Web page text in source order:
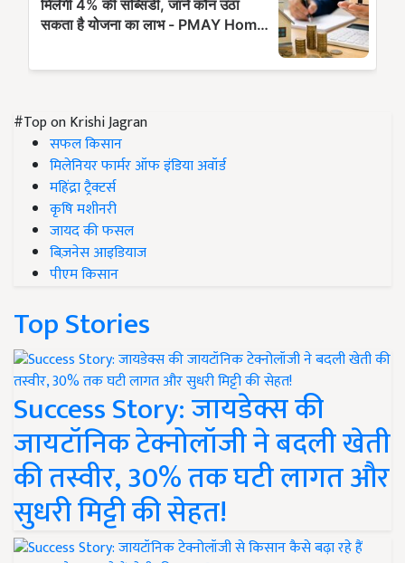
#Top on Krishi Jagran
सफल किसान
मिलेनियर फार्मर ऑफ इंडिया अवॉर्ड
महिंद्रा ट्रैक्टर्स
कृषि मशीनरी
जायद की फसल
बिज़नेस आइडियाज
पीएम किसान
Top Stories
Success Story: जायडेक्स की
जायटॉनिक टेक्नोलॉजी ने बदली खेती
की तस्वीर, 30% तक घटी लागत और
सुधरी मिट्टी की सेहत!